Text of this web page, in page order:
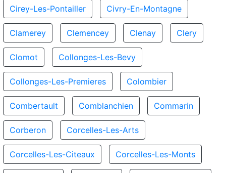
Cirey-Les-Pontailler Civry-En-Montagne
Clamerey Clemencey Clenay Clery
Clomot Collonges-Les-Bevy
Collonges-Les-Premieres Colombier
Combertault Comblanchien Commarin
Corberon Corcelles-Les-Arts
Corcelles-Les-Citeaux Corcelles-Les-Monts